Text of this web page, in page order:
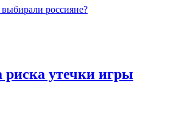
россияне?
риска утечки игры